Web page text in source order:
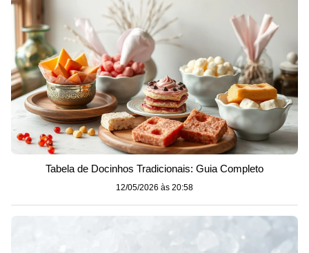
Tabela de Docinhos Tradicionais: Guia Completo
12/05/2026 às 20:58